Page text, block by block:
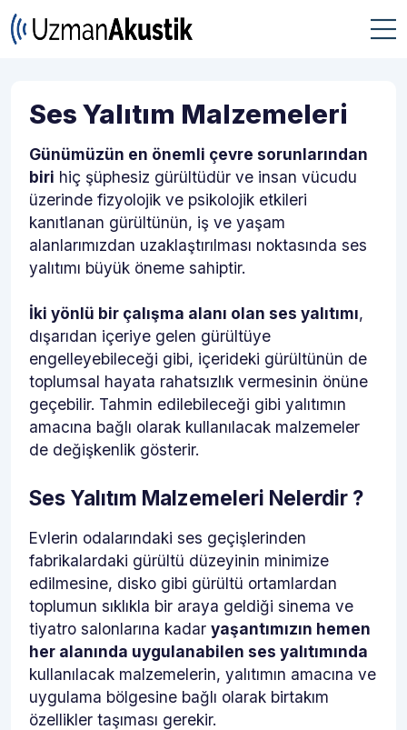
Ses Yalıtım Malzemeleri
Günümüzün en önemli çevre sorunlarından
biri hiç şüphesiz gürültüdür ve insan vücudu
üzerinde fizyolojik ve psikolojik etkileri
kanıtlanan gürültünün, iş ve yaşam
alanlarımızdan uzaklaştırılması noktasında ses
yalıtımı büyük öneme sahiptir.
İki yönlü bir çalışma alanı olan ses yalıtımı,
dışarıdan içeriye gelen gürültüye
engelleyebileceği gibi, içerideki gürültünün de
toplumsal hayata rahatsızlık vermesinin önüne
geçebilir. Tahmin edilebileceği gibi yalıtımın
amacına bağlı olarak kullanılacak malzemeler
de değişkenlik gösterir.
Ses Yalıtım Malzemeleri Nelerdir ?
Evlerin odalarındaki ses geçişlerinden
fabrikalardaki gürültü düzeyinin minimize
edilmesine, disko gibi gürültü ortamlardan
toplumun sıklıkla bir araya geldiği sinema ve
tiyatro salonlarına kadar yaşantımızın hemen
her alanında uygulanabilen ses yalıtımında
kullanılacak malzemelerin, yalıtımın amacına ve
uygulama bölgesine bağlı olarak birtakım
özellikler taşıması gerekir.